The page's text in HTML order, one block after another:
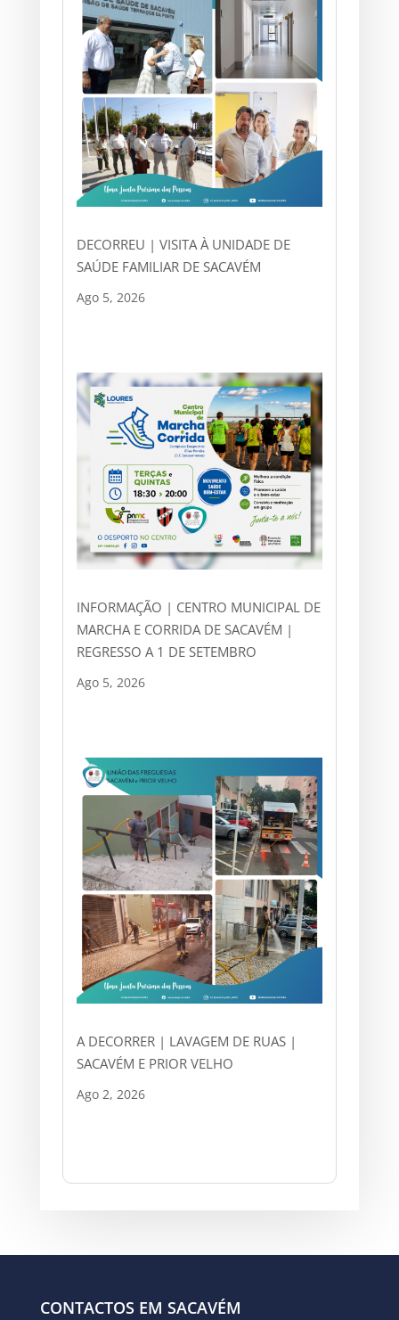
DECORREU | VISITA À UNIDADE DE
SAÚDE FAMILIAR DE SACAVÉM
Ago 5, 2026
INFORMAÇÃO | CENTRO MUNICIPAL DE
MARCHA E CORRIDA DE SACAVÉM |
REGRESSO A 1 DE SETEMBRO
Ago 5, 2026
A DECORRER | LAVAGEM DE RUAS |
SACAVÉM E PRIOR VELHO
Ago 2, 2026
CONTACTOS EM SACAVÉM